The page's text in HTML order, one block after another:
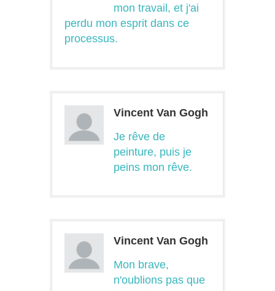
mon travail, et j'ai
perdu mon esprit dans ce
processus.
Vincent Van Gogh
Je rêve de
peinture, puis je
peins mon rêve.
Vincent Van Gogh
Mon brave,
n'oublions pas que